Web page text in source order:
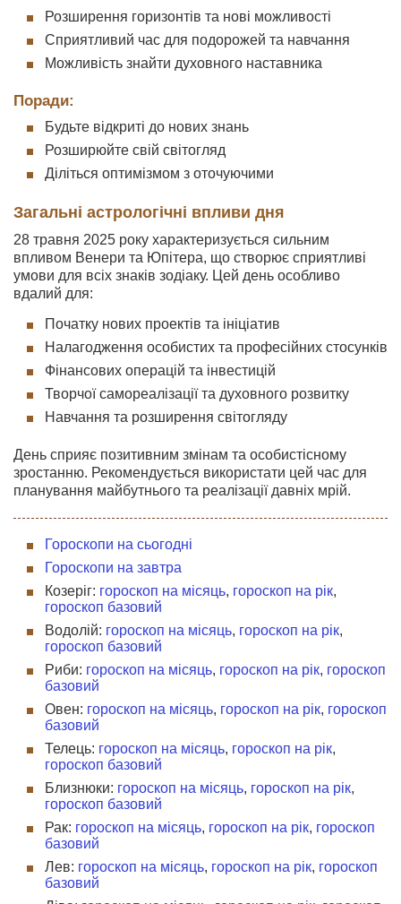
Розширення горизонтів та нові можливості
Сприятливий час для подорожей та навчання
Можливість знайти духовного наставника
Поради:
Будьте відкриті до нових знань
Розширюйте свій світогляд
Діліться оптимізмом з оточуючими
Загальні астрологічні впливи дня
28 травня 2025 року характеризується сильним
впливом Венери та Юпітера, що створює сприятливі
умови для всіх знаків зодіаку. Цей день особливо
вдалий для:
Початку нових проектів та ініціатив
Налагодження особистих та професійних стосунків
Фінансових операцій та інвестицій
Творчої самореалізації та духовного розвитку
Навчання та розширення світогляду
День сприяє позитивним змінам та особистісному
зростанню. Рекомендується використати цей час для
планування майбутнього та реалізації давніх мрій.
Гороскопи на сьогодні
Гороскопи на завтра
Козеріг: гороскоп на місяць, гороскоп на рік,
гороскоп базовий
Водолій: гороскоп на місяць, гороскоп на рік,
гороскоп базовий
Риби: гороскоп на місяць, гороскоп на рік, гороскоп
базовий
Овен: гороскоп на місяць, гороскоп на рік, гороскоп
базовий
Телець: гороскоп на місяць, гороскоп на рік,
гороскоп базовий
Близнюки: гороскоп на місяць, гороскоп на рік,
гороскоп базовий
Рак: гороскоп на місяць, гороскоп на рік, гороскоп
базовий
Лев: гороскоп на місяць, гороскоп на рік, гороскоп
базовий